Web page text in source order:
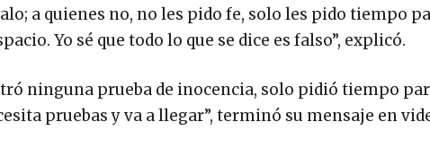
a quienes no, no les pido fe, solo les pido tiempo
Yo sé que todo lo que se dice es falso”, explicó.
ninguna prueba de inocencia, solo pidió tiempo
pruebas y va a llegar”, terminó su mensaje en